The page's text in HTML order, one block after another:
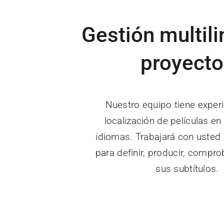
Gestión
Nuestro equipo tiene
localización de películas
idiomas. Trabajará con usted
para definir, producir,
sus subtítulos.